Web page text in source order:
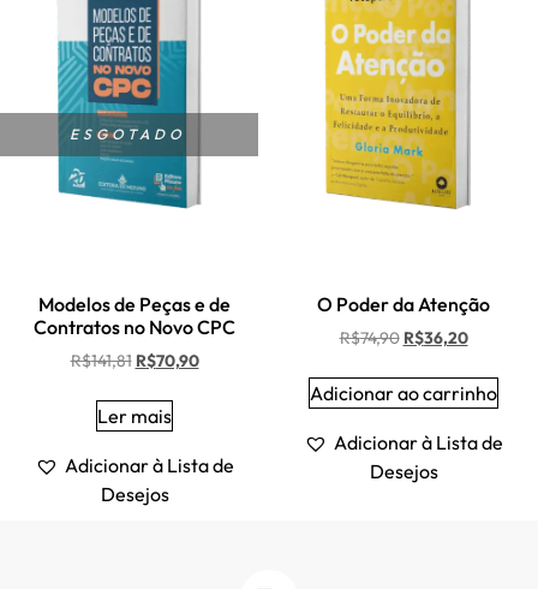
ESGOTADO
Modelos de Peças e de
Contratos no Novo CPC
R$141,81 R$70,90
Ler mais
Adicionar à Lista de
Desejos
O Poder da Atenção
R$74,90 R$36,20
Adicionar ao carrinho
Adicionar à Lista de
Desejos